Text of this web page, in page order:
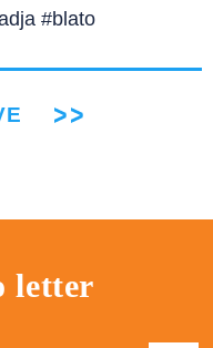
#blato
letter